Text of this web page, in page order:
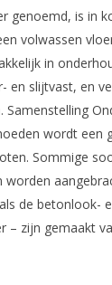
genoemd, is in
volwassen
in
en slijtvast, en
Samenstelling
wordt een
Sommige
de betonlook-
– zijn gemaakt